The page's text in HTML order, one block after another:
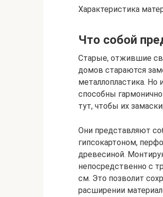
Характеристика
Что собой
Старые, отжившие
домов стараются
металлопластика. Но
способны
тут, чтобы их
Они представляют
гипсокартоном,
древесиной.
непосредственно с
см. Это позволит
расширении